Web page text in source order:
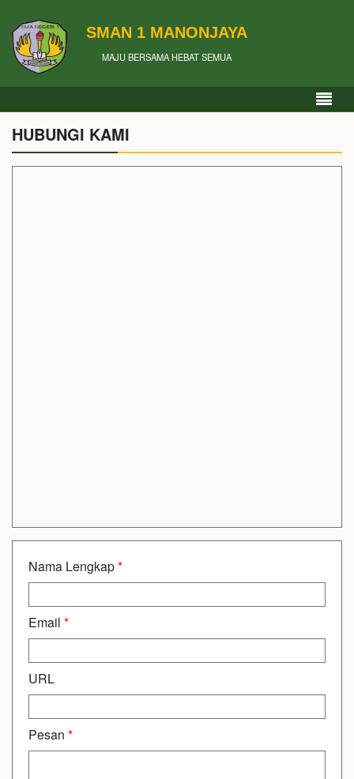
SMAN 1 MANONJAYA
MAJU BERSAMA HEBAT SEMUA
HUBUNGI KAMI
Nama Lengkap*
Email *
URL
Pesan *